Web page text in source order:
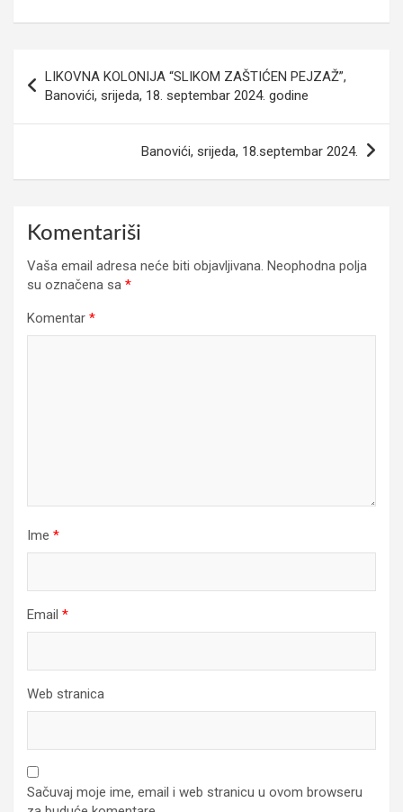
članaka
LIKOVNA KOLONIJA “SLIKOM ZAŠTIĆEN PEJZAŽ”,
Banovići, srijeda, 18. septembar 2024. godine
Banovići, srijeda, 18.septembar 2024.
Komentariši
Vaša email adresa neće biti objavljivana. Neophodna polja
su označena sa *
Komentar *
Ime *
Email *
Web stranica
Sačuvaj moje ime, email i web stranicu u ovom browseru